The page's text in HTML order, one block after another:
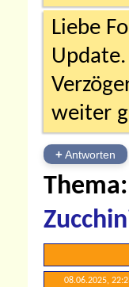
Liebe
weiter
+Antworten
Thema:
08.06.2025,